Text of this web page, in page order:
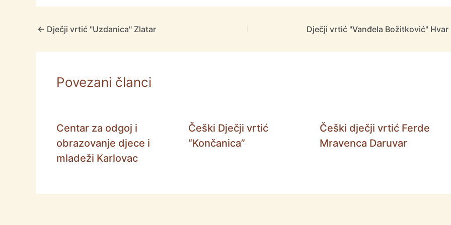
← Dječji vrtić "Uzdanica" Zlatar Dječji vrtić "Vanđela Božitković" Hvar
Povezani članci
Centar za odgoj i
obrazovanje djece i
mladeži Karlovac
Češki Dječji vrtić
“Končanica”
Češki dječji vrtić Ferde
Mravenca Daruvar